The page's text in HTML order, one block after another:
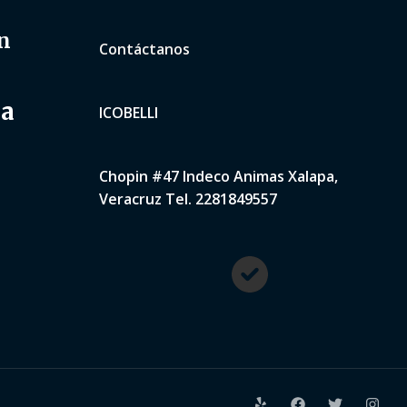
Contáctanos
ICOBELLI
Chopin #47 Indeco Animas Xalapa,
Veracruz Tel. 2281849557